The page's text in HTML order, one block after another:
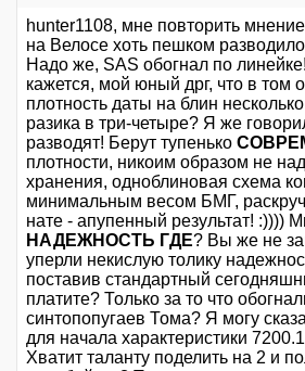
hunter1108, мне повторить
на Велосе хоть пешком
Надо же, SAS обогнал по
кажется, мой юный дрг, что в том
плотность даты на блин
разика в три-четыре? Я же
разводят! Берут тупенько
плотности, никоим образом не
хранения, одноблиновая схема
минимальным весом БМГ,
нате - апупенный результат! :))))
НАДЕЖНОСТЬ ГДЕ? Вы же не
уперли некислую толику
поставив стандартный
платите? Только за то что
синтопопугаев Тома? Я могу
для начала характеристики
Хватит таланту поделить на 2 и